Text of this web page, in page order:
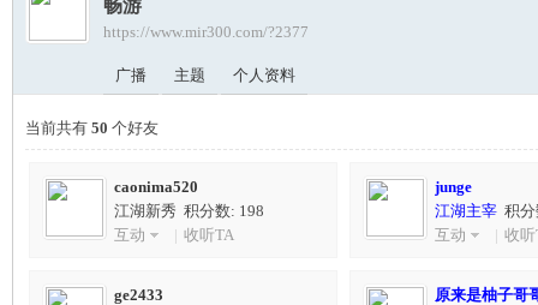
›
畅游
https://www.mir300.com/?2377
广播 主题 个人资料
当前共有 50 个好友
caonima520
江湖新秀 积分数: 198
互动
| 收听TA
junge
江湖主宰 积
互动
| 收
ge2433
原来是柚子哥